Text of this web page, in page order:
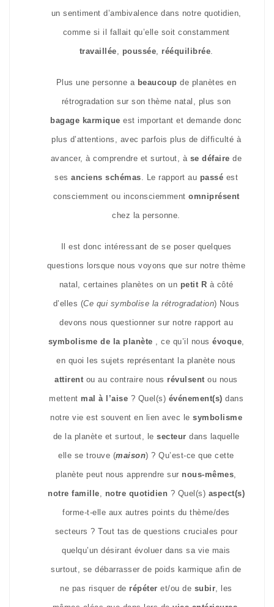
un sentiment d’ambivalence dans notre quotidien,
comme si il fallait qu’elle soit constamment
travaillée, poussée, rééquilibrée.
Plus une personne a beaucoup de planètes en
rétrogradation sur son thème natal, plus son
bagage karmique est important et demande donc
plus d’attentions, avec parfois plus de difficulté à
avancer, à comprendre et surtout, à se défaire de
ses anciens schémas. Le rapport au passé est
consciemment ou inconsciemment omniprésent
chez la personne.
Il est donc intéressant de se poser quelques
questions lorsque nous voyons que sur notre thème
natal, certaines planètes on un petit R à côté
d’elles (Ce qui symbolise la rétrogradation) Nous
devons nous questionner sur notre rapport au
symbolisme de la planète , ce qu’il nous évoque,
en quoi les sujets représentant la planète nous
attirent ou au contraire nous révulsent ou nous
mettent mal à l’aise ? Quel(s) événement(s) dans
notre vie est souvent en lien avec le symbolisme
de la planète et surtout, le secteur dans laquelle
elle se trouve (maison) ? Qu’est-ce que cette
planète peut nous apprendre sur nous-mêmes,
notre famille, notre quotidien ? Quel(s) aspect(s)
forme-t-elle aux autres points du thème/des
secteurs ? Tout tas de questions cruciales pour
quelqu’un désirant évoluer dans sa vie mais
surtout, se débarrasser de poids karmique afin de
ne pas risquer de répéter et/ou de subir, les